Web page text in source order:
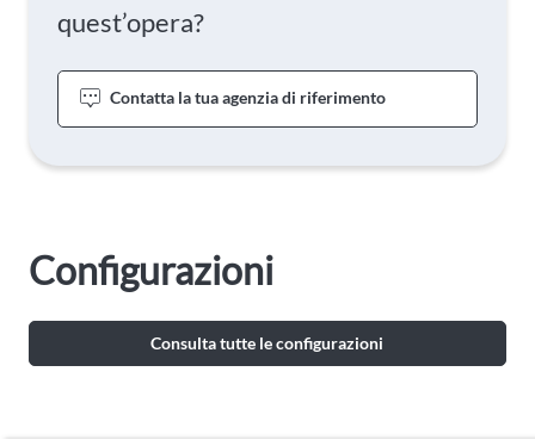
quest’opera?
Contatta la tua agenzia di riferimento
Configurazioni
Consulta tutte le configurazioni